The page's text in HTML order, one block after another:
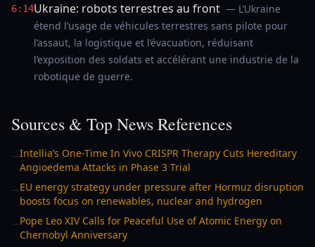
6:14Ukraine: robots terrestres au front — L’Ukraine
étend l’usage de véhicules terrestres sans pilote pour
l’assaut, la logistique et l’évacuation, réduisant
l’exposition des soldats et accélérant une industrie de la
robotique de guerre.
Sources & Top News References
→Intellia’s One-Time In Vivo CRISPR Therapy Cuts Hereditary
Angioedema Attacks in Phase 3 Trial
→ EU energy strategy under pressure after Hormuz disruption
boosts focus on renewables, nuclear and hydrogen
→ Pope Leo XIV Calls for Peaceful Use of Atomic Energy on
Chernobyl Anniversary